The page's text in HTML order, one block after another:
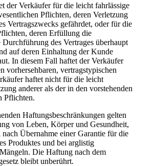
der Verkäufer für die leicht fahrlässige
Pflichten, deren Verletzung
Vertragszwecks gefährdet, oder für die
deren Erfüllung die
Durchführung des Vertrages überhaupt
auf deren Einhaltung der Kunde
In diesem Fall haftet der Verkäufer
vorhersehbaren, vertragstypischen
haftet nicht für die leicht
anderer als der in den vorstehenden
Pflichten.
Haftungsbeschränkungen gelten
von Leben, Körper und Gesundheit,
Übernahme einer Garantie für die
Produktes und bei arglistig
Die Haftung nach dem
bleibt unberührt.